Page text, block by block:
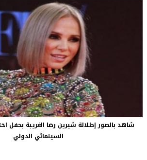
شاهد بالصور إطلالة شيرين رضا الغريبة بحفل
السينمائي الدولي